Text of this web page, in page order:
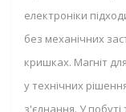
електроніки
без механічних
кришках. Магніт
у технічних
з'єднання. У побуті